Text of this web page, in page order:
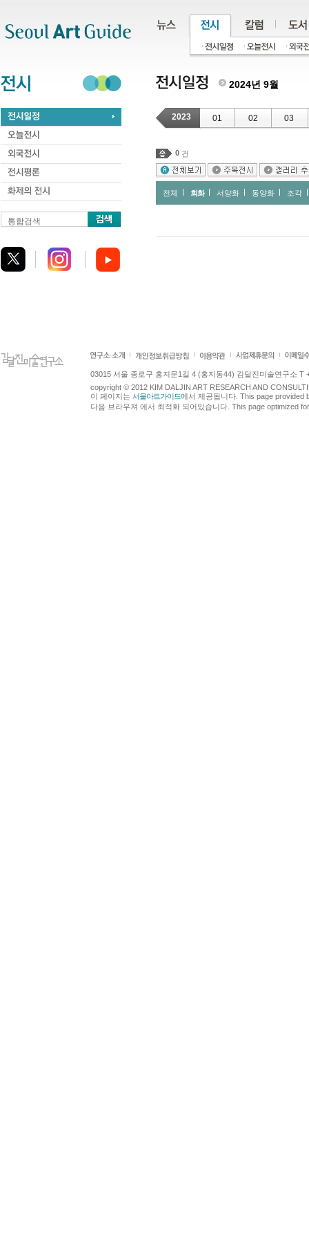
통합검색
2024년 9월
2023 01 02 03
0 건
전체 회화 서양화 동양화 조각
03015 서울 종로구 홍지문1길 4 (홍지동44) 김달진미술연구소 T
copyright © 2012 KIM DALJIN ART RESEARCH AND
이 페이지는 서울아트가이드에서 제공됩니다. This page provided
다음 브라우져 에서 최적화 되어있습니다. This page optimized